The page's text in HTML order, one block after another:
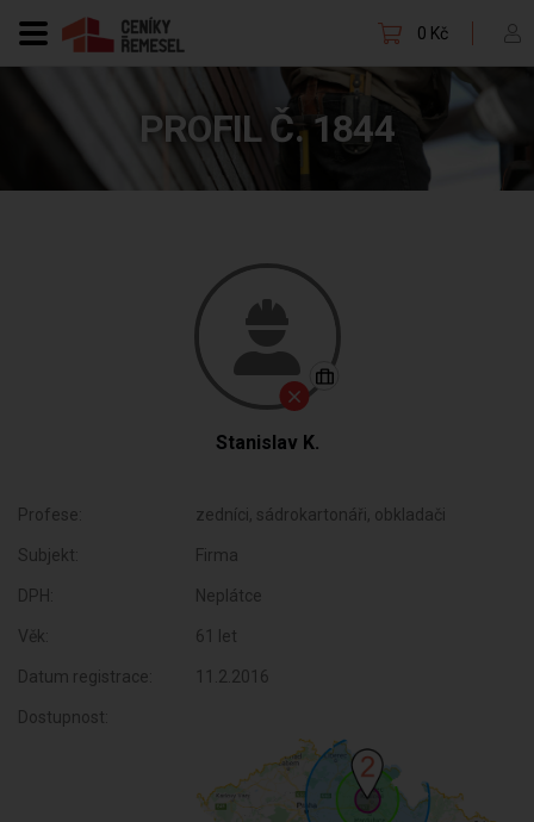
0 Kč
PROFIL Č. 1844
Stanislav K.
Profese: zedníci, sádrokartonáři, obkladači
Subjekt: Firma
DPH: Neplátce
Věk: 61 let
Datum registrace: 11.2.2016
Dostupnost: